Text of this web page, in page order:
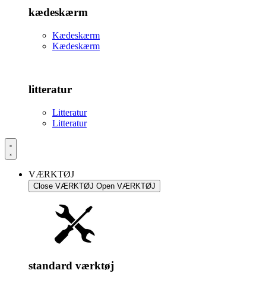
kædeskærm
Kædeskærm
Kædeskærm
litteratur
Litteratur
Litteratur
VÆRKTØJ
Close VÆRKTØJ Open VÆRKTØJ
standard værktøj